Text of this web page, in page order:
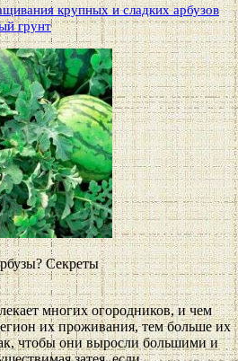
крупных и сладких арбузов
грунт
Секреты
многих огородников, и чем
их проживания, тем больше их
чтобы они выросли большими и